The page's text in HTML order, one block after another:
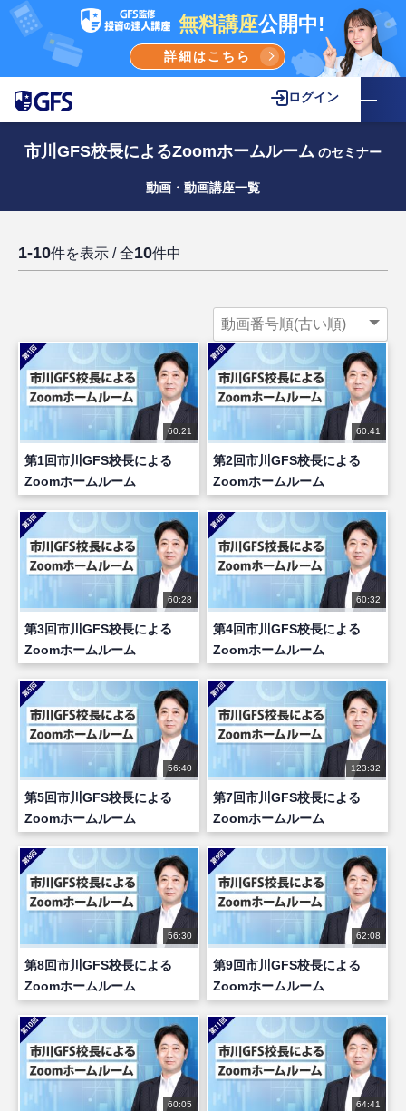
無料講座公開中!
詳細はこちら
ログイン
市川GFS校長によるZoomホームルーム のセミナー
動画・動画講座一覧
1-10件を表示 / 全10件中
60:21
第1回市川GFS校長による
Zoomホームルーム
60:41
第2回市川GFS校長による
Zoomホームルーム
60:28
第3回市川GFS校長による
Zoomホームルーム
60:32
第4回市川GFS校長による
Zoomホームルーム
56:40
第5回市川GFS校長による
Zoomホームルーム
123:32
第7回市川GFS校長による
Zoomホームルーム
56:30
第8回市川GFS校長による
Zoomホームルーム
62:08
第9回市川GFS校長による
Zoomホームルーム
60:05 64:41